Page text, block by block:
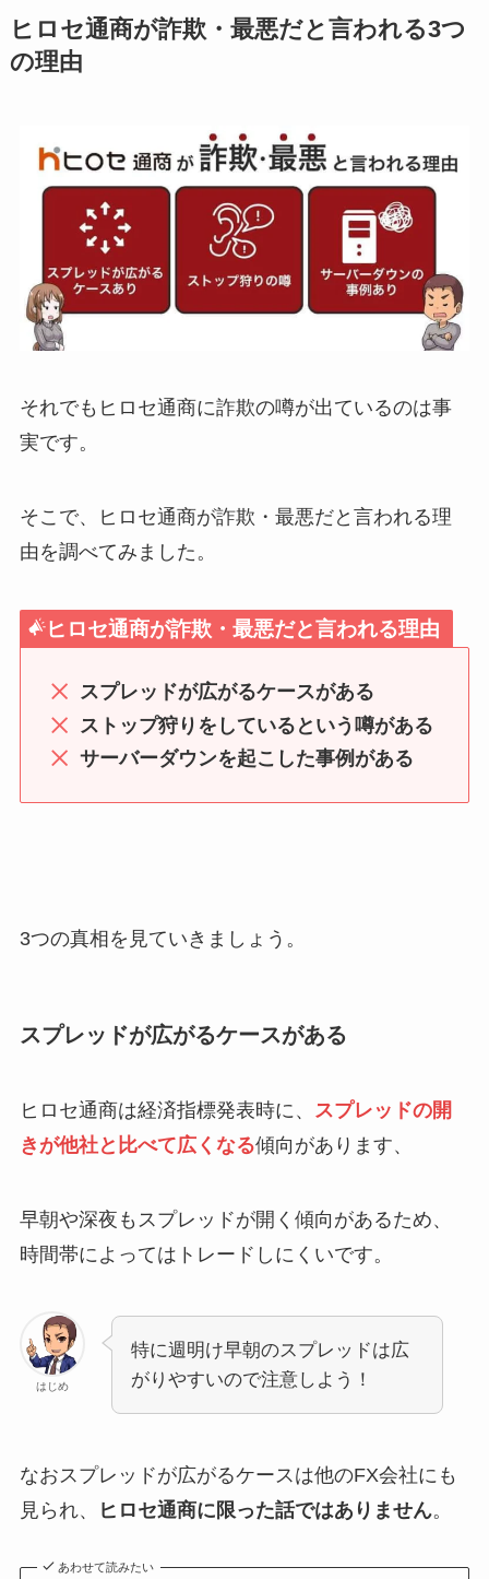
ヒロセ通商が詐欺・最悪だと言われる3つ
の理由
それでもヒロセ通商に詐欺の噂が出ているのは事
実です。
そこで、ヒロセ通商が詐欺・最悪だと言われる理
由を調べてみました。
ヒロセ通商が詐欺・最悪だと言われる理由
スプレッドが広がるケースがある
ストップ狩りをしているという噂がある
サーバーダウンを起こした事例がある
3つの真相を見ていきましょう。
スプレッドが広がるケースがある
ヒロセ通商は経済指標発表時に、 スプレッドの開
きが他社と比べて広くなる傾向があります、
早朝や深夜もスプレッドが開く傾向があるため、
時間帯によってはトレードしにくいです。
はじめ
特に週明け早朝のスプレッドは広
がりやすいので注意しよう！
なおスプレッドが広がるケースは他のFX会社にも
見られ、
ヒロセ通商に限った話ではありません。
あわせて読みたい